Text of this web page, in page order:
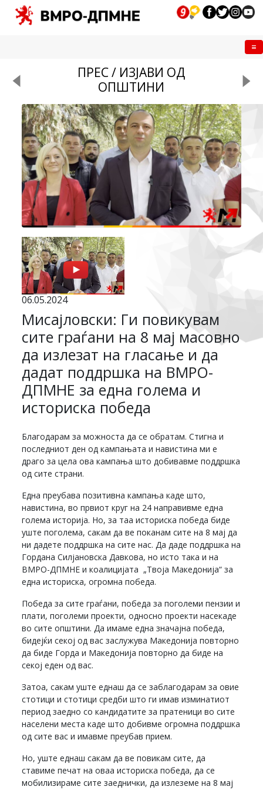
ПРЕС / ИЗЈАВИ ОД
ОПШТИНИ
06.05.2024
Мисајловски: Ги повикувам
сите граѓани на 8 мај масовно
да излезат на гласање и да
дадат поддршка на ВМРО-
ДПМНЕ за една голема и
историска победа
Благодарам за можноста да се обратам. Стигна и
последниот ден од кампањата и навистина ми е
драго за цела ова кампања што добивавме поддршка
од сите страни.
Една преубава позитивна кампања каде што,
навистина, во првиот круг на 24 направивме една
голема историја. Но, за таа историска победа биде
уште поголема, сакам да ве поканам сите на 8 мај да
ни дадете поддршка на сите нас. Да даде поддршка на
Гордана Силјановска Давкова, но исто така и на
ВМРО-ДПМНЕ и коалицијата „Твоја Македонија“ за
една историска, огромна победа.
Победа за сите граѓани, победа за поголеми пензии и
плати, поголеми проекти, односно проекти насекаде
во сите општини. Да имаме една значајна победа,
бидејќи секој од вас заслужува Македонија повторно
да биде Горда и Македонија повторно да биде на
секој еден од вас.
Затоа, сакам уште еднаш да се заблагодарам за овие
стотици и стотици средби што ги имав изминатиот
период заедно со кандидатите за пратеници во сите
населени места каде што добивме огромна поддршка
од сите вас и имавме преубав прием.
Но, уште еднаш сакам да ве повикам сите, да
ставиме печат на оваа историска победа, да се
мобилизираме сите заеднички, да излеземе на 8 мај